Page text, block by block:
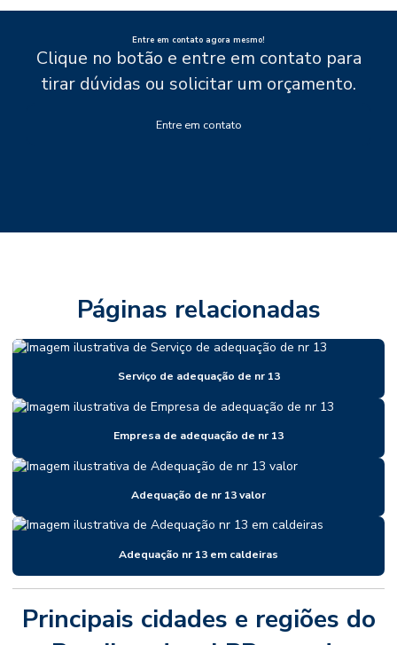
Entre em contato agora mesmo!
Clique no botão e entre em contato para
tirar dúvidas ou solicitar um orçamento.
Entre em contato
Páginas relacionadas
Serviço de adequação de nr 13
Empresa de adequação de nr 13
Adequação de nr 13 valor
Adequação nr 13 em caldeiras
Principais cidades e regiões do